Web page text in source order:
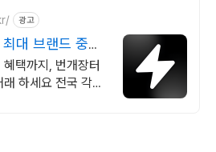
광고
대 브랜드 중고
택까지, 번개장터
하세요 전국 각지